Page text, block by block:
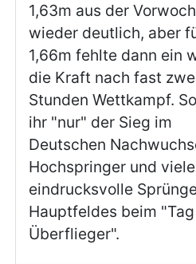
1,63m aus der
wieder deutlich, aber
1,66m fehlte dann ein
die Kraft nach fast
Stunden Wettkampf.
ihr "nur" der Sieg im
Deutschen
Hochspringer und viele
eindrucksvolle
Hauptfeldes beim
Überflieger".